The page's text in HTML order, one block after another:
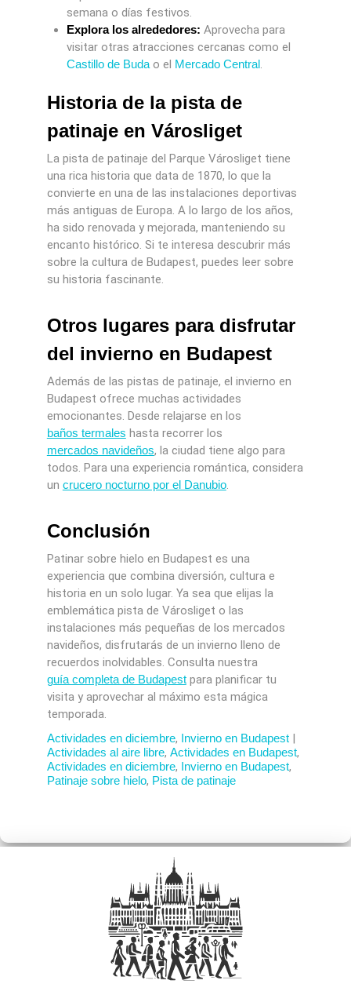
semana o días festivos.
Explora los alrededores: Aprovecha para
visitar otras atracciones cercanas como el
Castillo de Budao el Mercado Central.
Historia de la pista de
patinaje en Városliget
La pista de patinaje del Parque Városliget tiene
una rica historia que data de 1870, lo que la
convierte en una de las instalaciones deportivas
más antiguas de Europa. A lo largo de los años,
ha sido renovada y mejorada, manteniendo su
encanto histórico. Si te interesa descubrir más
sobre la cultura de Budapest, puedes leer sobre
su historia fascinante.
Otros lugares para disfrutar
del invierno en Budapest
Además de las pistas de patinaje, el invierno en
Budapest ofrece muchas actividades
emocionantes. Desde relajarse en los
baños termales hasta recorrer los
mercados navideños, la ciudad tiene algo para
todos. Para una experiencia romántica, considera
un crucero nocturno por el Danubio.
Conclusión
Patinar sobre hielo en Budapest es una
experiencia que combina diversión, cultura e
historia en un solo lugar. Ya sea que elijas la
emblemática pista de Városliget o las
instalaciones más pequeñas de los mercados
navideños, disfrutarás de un invierno lleno de
recuerdos inolvidables. Consulta nuestra
guía completa de Budapestpara planificar tu
visita y aprovechar al máximo esta mágica
temporada.
Actividades en diciembre, Invierno en Budapest|
Actividades al aire libre, Actividades en Budapest,
Actividades en diciembre, Invierno en Budapest,
Patinaje sobre hielo, Pista de patinaje